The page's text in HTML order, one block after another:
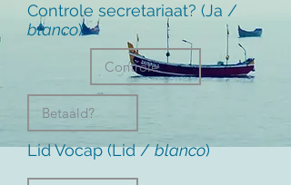
Controle secretariaat? (Ja /
blanco)
Lid Vocap (Lid /blanco)